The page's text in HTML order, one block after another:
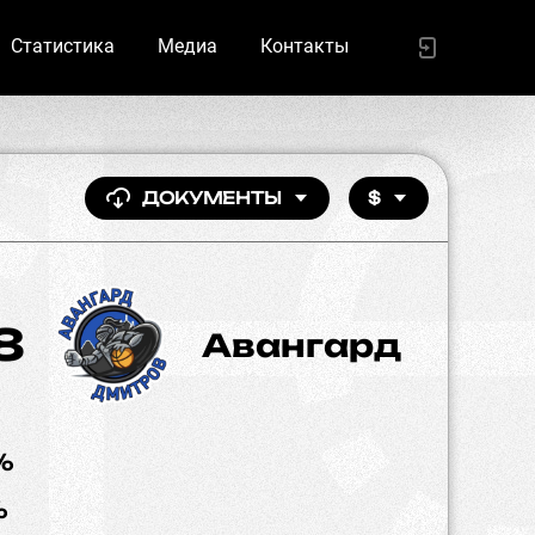
Статистика Медиа Контакты
ДОКУМЕНТЫ $
Авангард